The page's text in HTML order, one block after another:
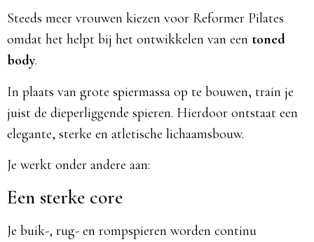
Steeds meer vrouwen kiezen voor Reformer Pilates
omdat het helpt bij het ontwikkelen van een toned
body.
In plaats van grote spiermassa op te bouwen, train je
juist de dieperliggende spieren. Hierdoor ontstaat een
elegante, sterke en atletische lichaamsbouw.
Je werkt onder andere aan:
Een sterke core
Je buik-, rug- en rompspieren worden continu